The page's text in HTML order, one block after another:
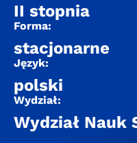
II stopnia
Forma:
stacjonarne
Język:
polski
Wydział:
Wydział Nauk